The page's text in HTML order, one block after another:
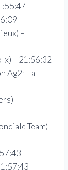
–
x) – 21:56:32
Ag2r La
–
Team)